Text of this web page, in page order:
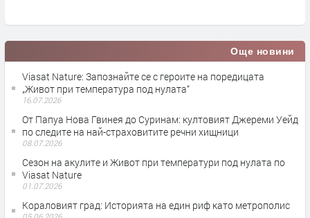
Още новини
Viasat Nature: Запознайте се с героите на поредицата
„Живот при температура под нулата“
16.07.2026
От Папуа Нова Гвинея до Суринам: култовият Джереми Уейд
по следите на най-страховитите речни хищници
08.07.2026
Сезон на акулите и Живот при температури под нулата по
Viasat Nature
01.07.2026
Кораловият град: Историята на един риф като метрополис